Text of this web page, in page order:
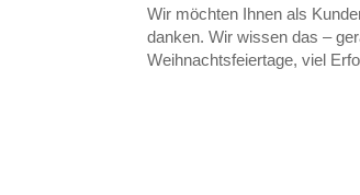
Wir möchten Ihnen als
danken. Wir wissen das –
Weihnachtsfeiertage, viel